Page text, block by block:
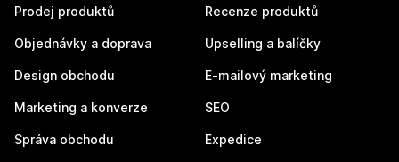
Prodej produktů
Objednávky a doprava
Design obchodu
Marketing a konverze
Správa obchodu
Recenze produktů
Upselling a balíčky
E-mailový marketing
SEO
Expedice